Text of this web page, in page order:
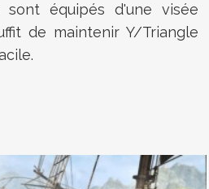
équipés d'une visée
de maintenir Y/Triangle